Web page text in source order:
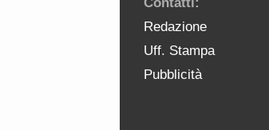
Redazione
Uff. Stampa
Pubblicità